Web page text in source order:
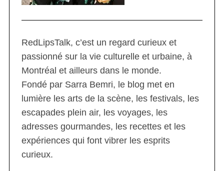
RedLipsTalk, c’est un regard curieux et
passionné sur la vie culturelle et urbaine, à
Montréal et ailleurs dans le monde.
Fondé par Sarra Bemri, le blog met en
lumière les arts de la scène, les festivals, les
escapades plein air, les voyages, les
adresses gourmandes, les recettes et les
expériences qui font vibrer les esprits
curieux.